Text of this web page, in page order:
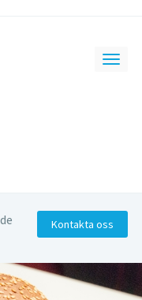
Kontakta oss